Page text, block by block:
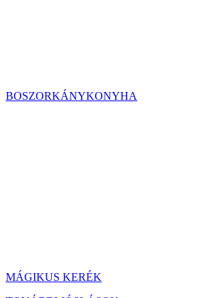
BOSZORKÁNYKONYHA
MÁGIKUS KERÉK